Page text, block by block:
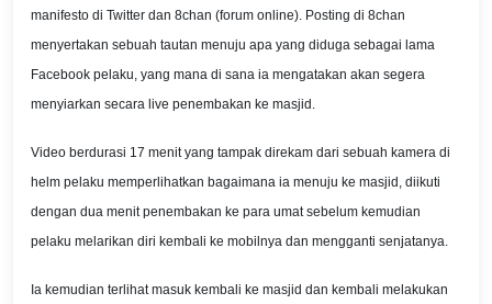
manifesto di Twitter dan 8chan (forum online). Posting di 8chan
menyertakan sebuah tautan menuju apa yang diduga sebagai lama
Facebook pelaku, yang mana di sana ia mengatakan akan segera
menyiarkan secara live penembakan ke masjid.
Video berdurasi 17 menit yang tampak direkam dari sebuah kamera di
helm pelaku memperlihatkan bagaimana ia menuju ke masjid, diikuti
dengan dua menit penembakan ke para umat sebelum kemudian
pelaku melarikan diri kembali ke mobilnya dan mengganti senjatanya.
Ia kemudian terlihat masuk kembali ke masjid dan kembali melakukan